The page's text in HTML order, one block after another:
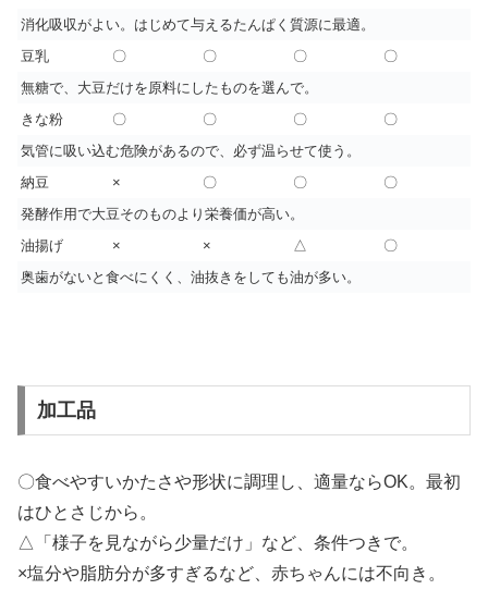
消化吸収がよい。はじめて与えるたんぱく質源に最適。
豆乳
〇 〇 〇
〇
無糖で、大豆だけを原料にしたものを選んで。
きな粉
〇 〇 〇
〇
気管に吸い込む危険があるので、必ず温らせて使う。
納豆
× 〇 〇
〇
発酵作用で大豆そのものより栄養価が高い。
油揚げ
× × △
〇
奥歯がないと食べにくく、油抜きをしても油が多い。
加工品
〇食べやすいかたさや形状に調理し、適量ならOK。最初
はひとさじから。
△「様子を見ながら少量だけ」など、条件つきで。
×塩分や脂肪分が多すぎるなど、赤ちゃんには不向き。